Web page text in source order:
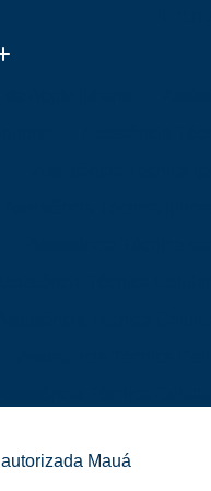
Assistência Técnica
Mauá